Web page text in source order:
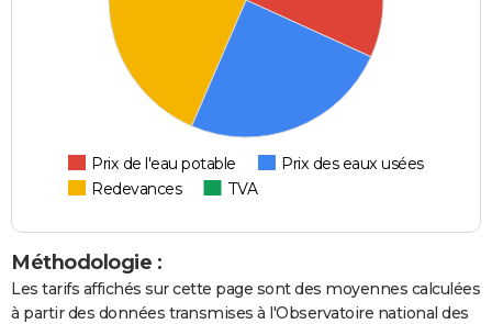
Prix de l'eau potable
Prix des eaux usées
Redevances
TVA
Méthodologie :
Les tarifs affichés sur cette page sont des moyennes calculées
à partir des données transmises à l'Observatoire national des